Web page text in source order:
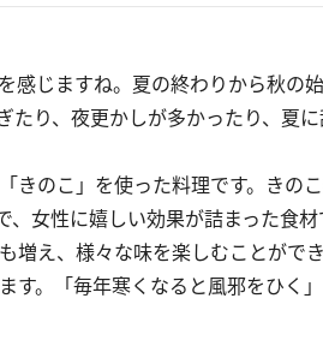
じますね。夏の終わりから秋の
り、夜更かしが多かったり、夏
のこ」を使った料理です。きのこ
女性に嬉しい効果が詰まった食材
え、様々な味を楽しむことがで
。「毎年寒くなると風邪をひく